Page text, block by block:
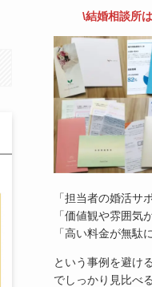
\結婚相談所は
「担当者の婚活サ
「価値観や雰囲気
「高い料金が無駄
という事例を避け
でしっかり見比べ